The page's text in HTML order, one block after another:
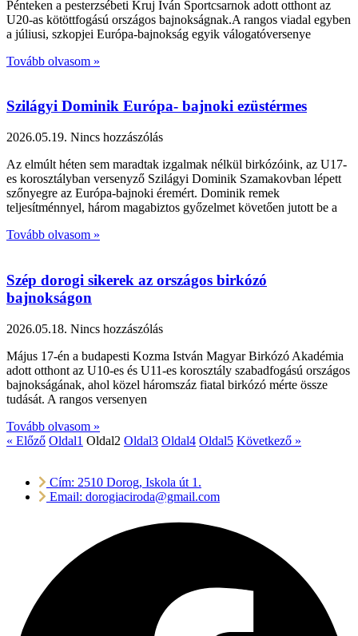
Pénteken a pesterzsébeti Kruj Iván Sportcsarnok adott otthont az
U20-as kötöttfogású országos bajnokságnak.A rangos viadal egyben
a júliusi, szkopjei Európa-bajnokság egyik válogatóversenye
Tovább olvasom »
Szilágyi Dominik Európa- bajnoki ezüstérmes
2026.05.19. Nincs hozzászólás
Az elmúlt héten sem maradtak izgalmak nélkül birkózóink, az U17-
es korosztályban versenyző Szilágyi Dominik Szamakovban lépett
szőnyegre az Európa-bajnoki éremért. Dominik remek
teljesítménnyel, három magabiztos győzelmet követően jutott be a
Tovább olvasom »
Szép dorogi sikerek az országos birkózó
bajnokságon
2026.05.18. Nincs hozzászólás
Május 17-én a budapesti Kozma István Magyar Birkózó Akadémia
adott otthont az U10-es és U11-es korosztály szabadfogású országos
bajnokságának, ahol közel háromszáz fiatal birkózó mérte össze
tudását. A rangos versenyen
Tovább olvasom »
« Előző Oldal1 Oldal2 Oldal3 Oldal4 Oldal5 Következő »
Cím: 2510 Dorog, Iskola út 1.
Email: dorogiaciroda@gmail.com